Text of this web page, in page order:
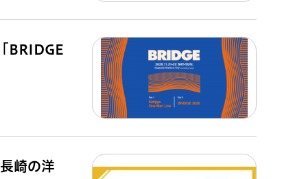
BRIDGE
崎の洋